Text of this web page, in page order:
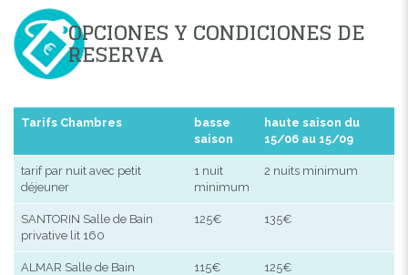
OPCIONES Y CONDICIONES DE
RESERVA
Tarifs Chambres
basse
saison
haute saison du
15/06 au 15/09
tarif par nuit avec petit
déjeuner
1 nuit
minimum
2 nuits minimum
SANTORIN Salle de Bain
privative lit 160
125€ 135€
ALMAR Salle de Bain
115€ 125€